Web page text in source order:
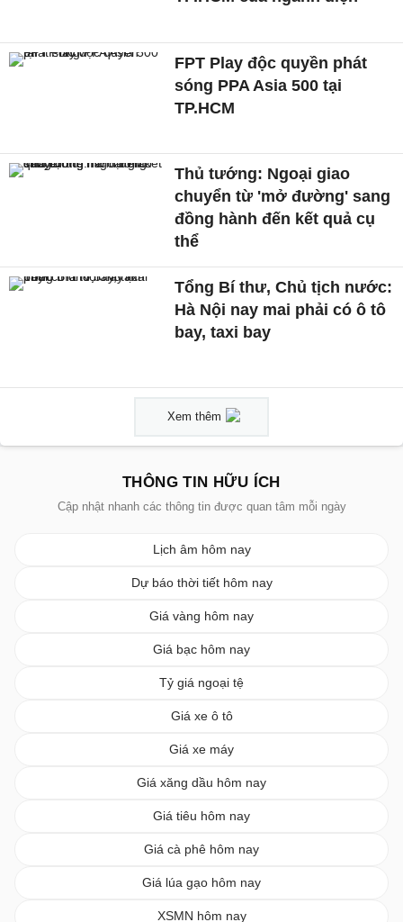
FPT Play độc quyền phát
sóng PPA Asia 500 tại
TP.HCM
Thủ tướng: Ngoại giao
chuyển từ 'mở đường' sang
đồng hành đến kết quả cụ
thể
Tổng Bí thư, Chủ tịch nước:
Hà Nội nay mai phải có ô tô
bay, taxi bay
Xem thêm
THÔNG TIN HỮU ÍCH
Cập nhật nhanh các thông tin được quan tâm mỗi ngày
Lịch âm hôm nay
Dự báo thời tiết hôm nay
Giá vàng hôm nay
Giá bạc hôm nay
Tỷ giá ngoại tệ
Giá xe ô tô
Giá xe máy
Giá xăng dầu hôm nay
Giá tiêu hôm nay
Giá cà phê hôm nay
Giá lúa gạo hôm nay
XSMN hôm nay